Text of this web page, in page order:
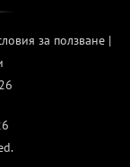
за ползване|